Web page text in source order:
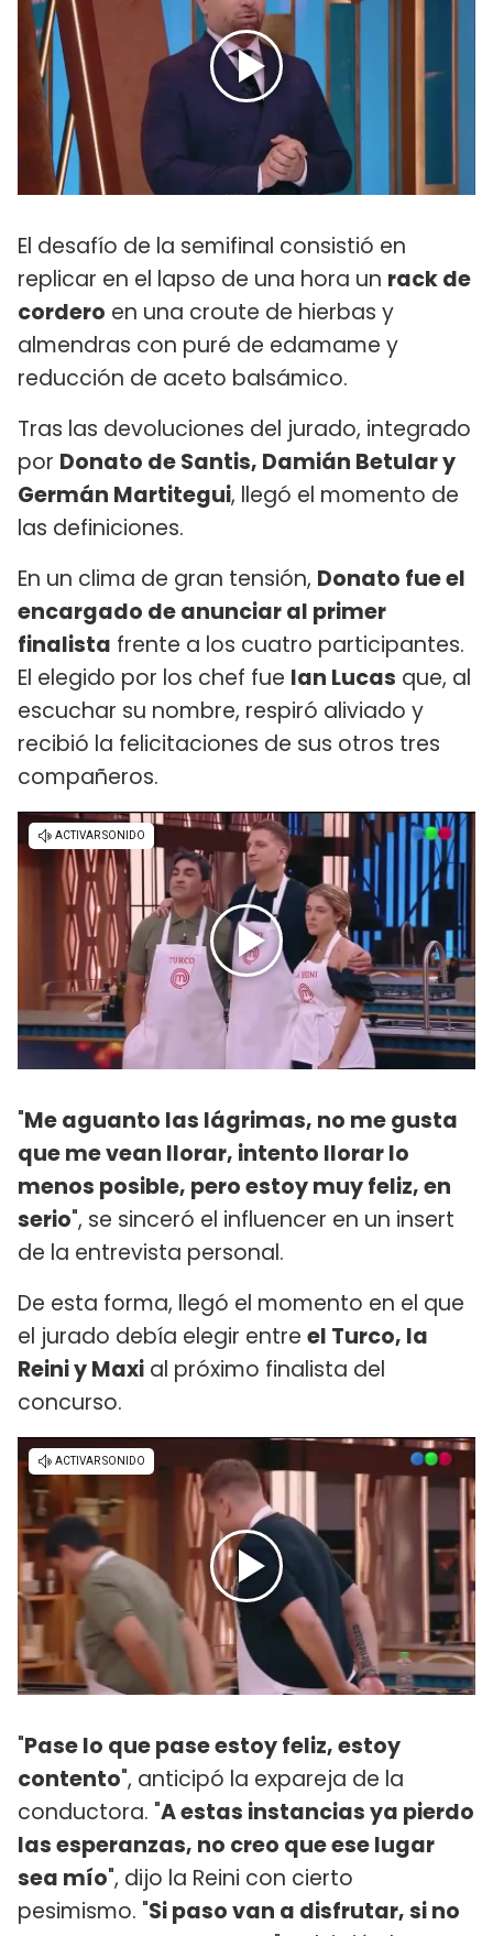
El desafío de la semifinal consistió en
replicar en el lapso de una hora un rack de
cordero en una croute de hierbas y
almendras con puré de edamame y
reducción de aceto balsámico.
Tras las devoluciones del jurado, integrado
por Donato de Santis, Damián Betular y
Germán Martitegui, llegó el momento de
las definiciones.
En un clima de gran tensión, Donato fue el
encargado de anunciar al primer
finalista frente a los cuatro participantes.
El elegido por los chef fue Ian Lucas que, al
escuchar su nombre, respiró aliviado y
recibió la felicitaciones de sus otros tres
compañeros.
"Me aguanto las lágrimas, no me gusta
que me vean llorar, intento llorar lo
menos posible, pero estoy muy feliz, en
serio", se sinceró el influencer en un insert
de la entrevista personal.
De esta forma, llegó el momento en el que
el jurado debía elegir entre el Turco, la
Reini y Maxi al próximo finalista del
concurso.
"Pase lo que pase estoy feliz, estoy
contento", anticipó la expareja de la
conductora. "A estas instancias ya pierdo
las esperanzas, no creo que ese lugar
sea mío", dijo la Reini con cierto
pesimismo. "Si paso van a disfrutar, si no